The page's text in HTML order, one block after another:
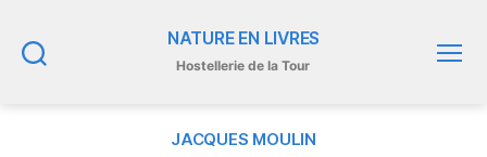
NATURE EN LIVRES
Hostellerie de la Tour
JACQUES MOULIN